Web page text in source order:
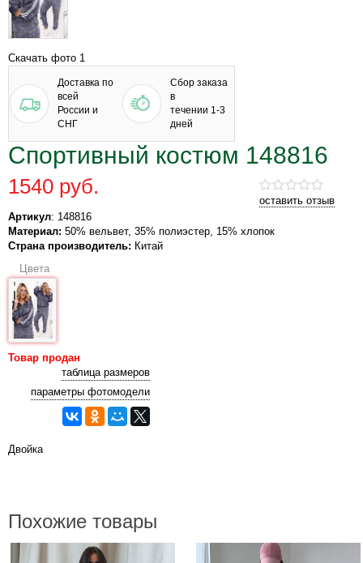
Скачать фото 1
Доставка по
всей
России и
СНГ
Сбор заказа
в
течении 1-3
дней
Спортивный костюм 148816
оставить отзыв
1540 руб.
Артикул: 148816
Материал: 50% вельвет, 35% полиэстер, 15% хлопок
Страна производитель: Китай
Цвета
Товар продан
таблица размеров
параметры фотомодели
Двойка
Похожие товары